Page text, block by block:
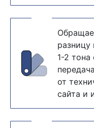
разницу
1-2
от
сайта и